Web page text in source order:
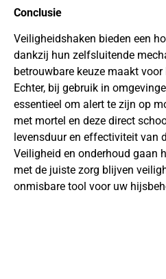
Conclusie
Veiligheidshaken bieden een
dankzij hun zelfsluitende
betrouwbare keuze maakt
Echter, bij gebruik in
essentieel om alert te zijn op
met mortel en deze direct
levensduur en effectiviteit van
Veiligheid en onderhoud gaan
met de juiste zorg blijven
onmisbare tool voor uw